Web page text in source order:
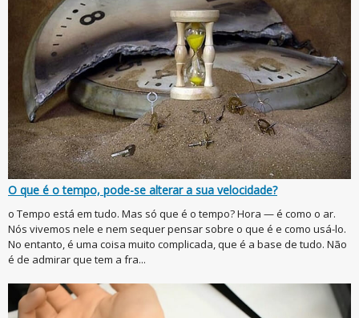
O que é o tempo, pode-se alterar a sua velocidade?
o Tempo está em tudo. Mas só que é o tempo? Hora — é como o ar.
Nós vivemos nele e nem sequer pensar sobre o que é e como usá-lo.
No entanto, é uma coisa muito complicada, que é a base de tudo. Não
é de admirar que tem a fra...